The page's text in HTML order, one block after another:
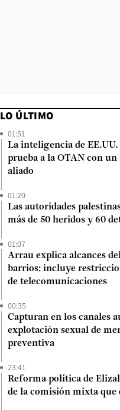
LO ÚLTIMO
01:51
La inteligencia de
prueba a la OTAN con
aliado
01:20
Las autoridades
más de 50 heridos y 60
01:07
Arrau explica alcances
barrios: incluye
de telecomunicaciones
00:35
Capturan en los canales
explotación sexual de
preventiva
23:41
Reforma política de
de la comisión mixta que